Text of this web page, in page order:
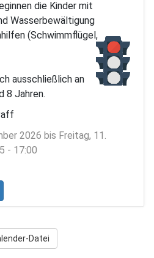
die Kinder mit
Wasserbewältigung
(Schwimmflügel,
ausschließlich an
8 Jahren.
2026 bis Freitag, 11.
- 17:00
Datei